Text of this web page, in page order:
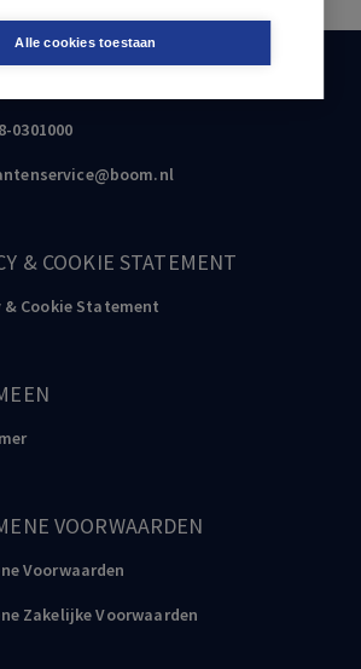
Alle cookies toestaan
0301000
& COOKIE STATEMENT
& Cookie Statement
VOORWAARDEN
Voorwaarden
Zakelijke Voorwaarden